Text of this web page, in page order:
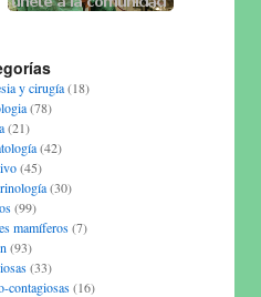
y cirugía(18)
(78)
(21)
(42)
(45)
(30)
(99)
mamíferos(7)
(93)
(33)
contagiosas(16)